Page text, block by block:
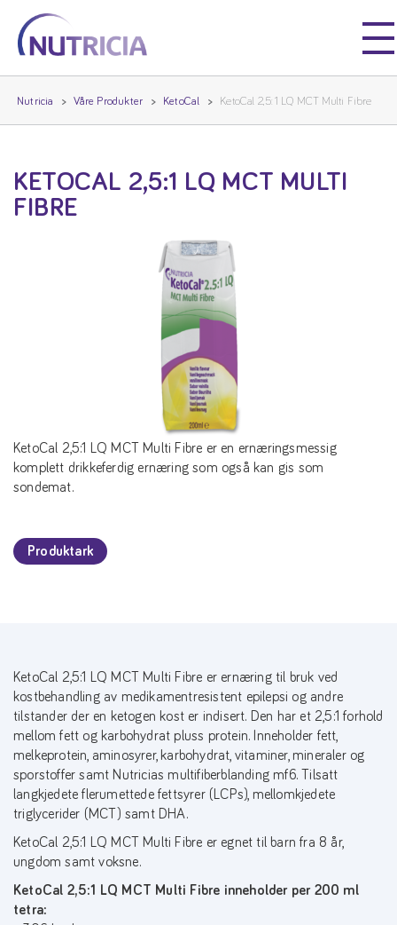
Nutricia
Nutricia
Nutricia Våre Produkter KetoCal KetoCal 2,5:1 LQ MCT Multi Fibre
KETOCAL 2,5:1 LQ MCT MULTI
FIBRE
KetoCal 2,5:1 LQ MCT Multi Fibre er en ernæringsmessig
komplett drikkeferdig ernæring som også kan gis som
sondemat.
Produktark
KetoCal 2,5:1 LQ MCT Multi Fibre er ernæring til bruk ved
kostbehandling av medikamentresistent epilepsi og andre
tilstander der en ketogen kost er indisert. Den har et 2,5:1 forhold
mellom fett og karbohydrat pluss protein. Inneholder fett,
melkeprotein, aminosyrer, karbohydrat, vitaminer, mineraler og
sporstoffer samt Nutricias multifiberblanding mf6. Tilsatt
langkjedete flerumettede fettsyrer (LCPs), mellomkjedete
triglycerider (MCT) samt DHA.
KetoCal 2,5:1 LQ MCT Multi Fibre er egnet til barn fra 8 år,
ungdom samt voksne.
KetoCal 2,5:1 LQ MCT Multi Fibre inneholder per 200 ml
tetra: